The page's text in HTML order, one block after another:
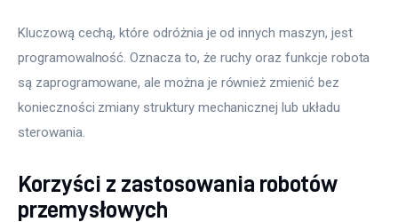
Kluczową cechą, które odróżnia je od innych maszyn, jest
programowalność. Oznacza to, że ruchy oraz funkcje robota
są zaprogramowane, ale można je również zmienić bez
konieczności zmiany struktury mechanicznej lub układu
sterowania.
Korzyści z zastosowania robotów
przemysłowych